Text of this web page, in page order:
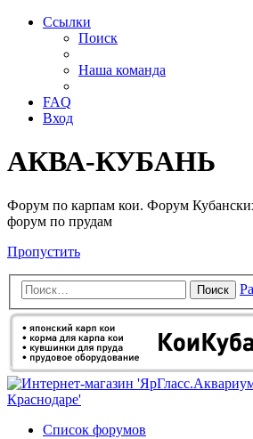
Ссылки
Поиск
Наша команда
FAQ
Вход
АКВА-КУБАНЬ
Форум по карпам кои. Форум
форум по прудам
Пропустить
Поиск
Список форумов